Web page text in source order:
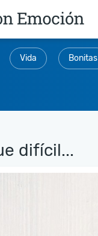
Vida Bonitas
difícil...